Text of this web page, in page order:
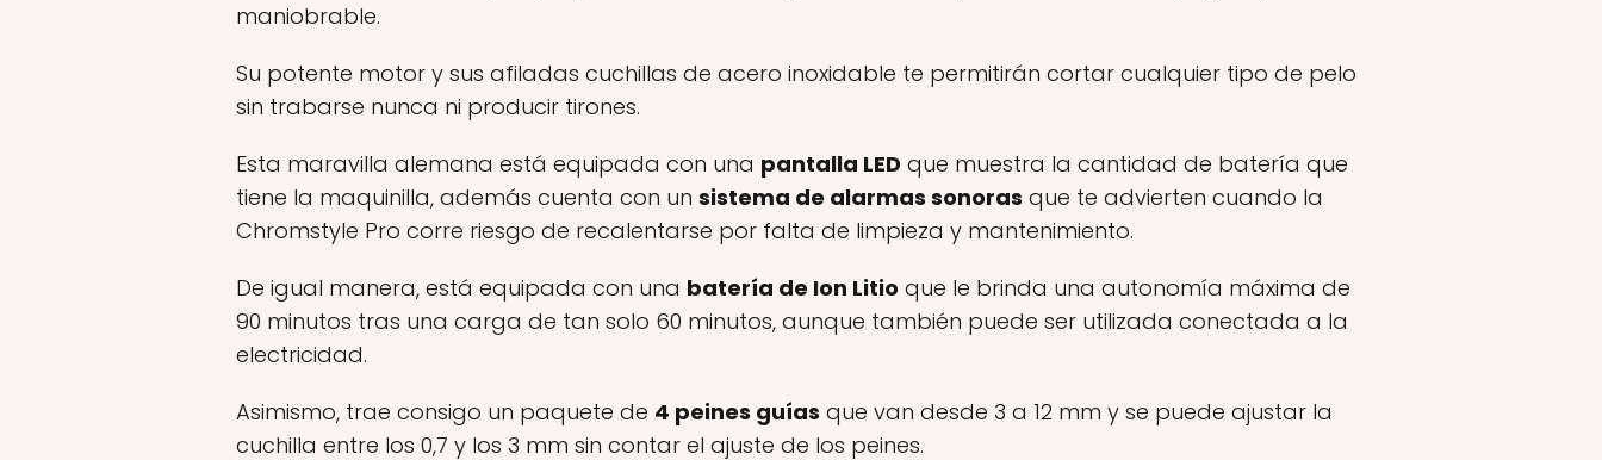
maniobrable.
Su potente motor y sus afiladas cuchillas de acero inoxidable te permitirán cortar cualquier tipo de pelo
sin trabarse nunca ni producir tirones.
Esta maravilla alemana está equipada con una pantalla LED que muestra la cantidad de batería que
tiene la maquinilla, además cuenta con un sistema de alarmas sonoras que te advierten cuando la
Chromstyle Pro corre riesgo de recalentarse por falta de limpieza y mantenimiento.
De igual manera, está equipada con una batería de Ion Litio que le brinda una autonomía máxima de
90 minutos tras una carga de tan solo 60 minutos, aunque también puede ser utilizada conectada a la
electricidad.
Asimismo, trae consigo un paquete de 4 peines guías que van desde 3 a 12 mm y se puede ajustar la
cuchilla entre los 0,7 y los 3 mm sin contar el ajuste de los peines.